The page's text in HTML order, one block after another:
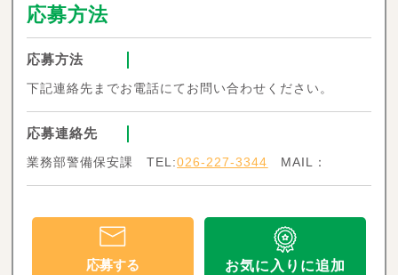
応募方法
応募方法
下記連絡先までお電話にてお問い合わせください。
応募連絡先
業務部警備保安課 TEL:026-227-3344 MAIL：
応募する お気に入りに追加